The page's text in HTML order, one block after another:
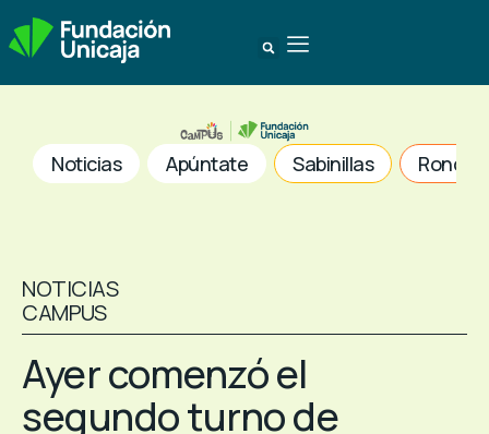
Noticias Apúntate Sabinillas Ronda
NOTICIAS
CAMPUS
Ayer comenzó el
segundo turno de